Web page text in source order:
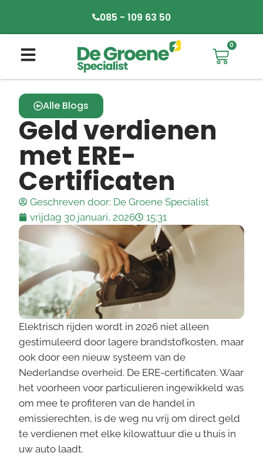
085 - 109 63 50
0
Alle Blogs
Geld verdienen
met ERE-
Certificaten
Geschreven door: De Groene Specialist
vrijdag 30 januari, 2026
15:31
Elektrisch rijden wordt in 2026 niet alleen
gestimuleerd door lagere brandstofkosten, maar
ook door een nieuw systeem van de
Nederlandse overheid. De ERE-certificaten. Waar
het voorheen voor particulieren ingewikkeld was
om mee te profiteren van de handel in
emissierechten, is de weg nu vrij om direct geld
te verdienen met elke kilowattuur die u thuis in
uw auto laadt.